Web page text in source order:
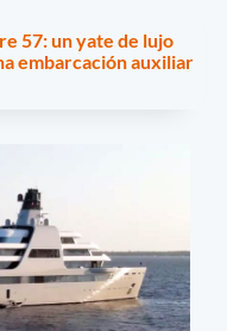
57: un yate de lujo
embarcación auxiliar